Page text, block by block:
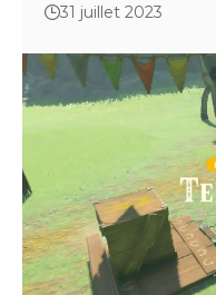
31 juillet 2023